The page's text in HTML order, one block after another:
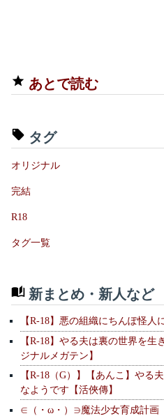
あとで読む
タグ
オリジナル
完結
R18
タグ一覧
新まとめ・新人など
【R-18】悪の組織にちんぽ怪
【R-18】やる夫は裏の世界を
ジナルメガテン】
【R-18（G）】【あんこ】やる
なようです【活俠傳】
∈（・ω・）∋魔法少女育成計画